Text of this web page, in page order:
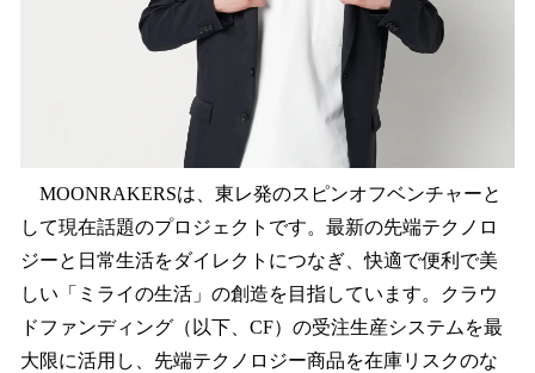
MOONRAKERSは、東レ発のスピンオフベンチャーと
して現在話題のプロジェクトです。最新の先端テクノロ
ジーと⽇常⽣活をダイレクトにつなぎ、快適で便利で美
しい「ミライの⽣活」の創造を⽬指しています。クラウ
ドファンディング（以下、CF）の受注生産システムを最
⼤限に活⽤し、先端テクノロジー商品を在庫リスクのな